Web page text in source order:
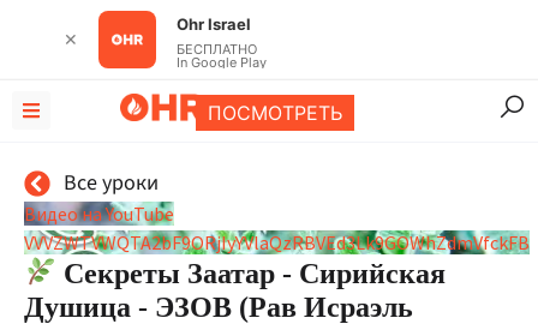
Все уроки
Видео на YouTube
VVVZWTVWQTA2bF9ORjIyYVlaQzRBVEd3Lk9GOWhZdmVfckFB
Секреты Заатар - Сирийская
Душица - ЭЗОВ (Рав Исраэль
✕
Ohr Israel
БЕСПЛАТНО
In Google Play
ПОСМОТРЕТЬ